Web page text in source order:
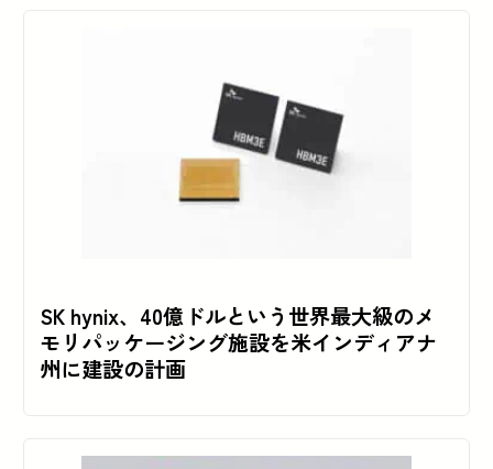
SK hynix、40億ドルという世界最大級のメ
モリパッケージング施設を米インディアナ
州に建設の計画